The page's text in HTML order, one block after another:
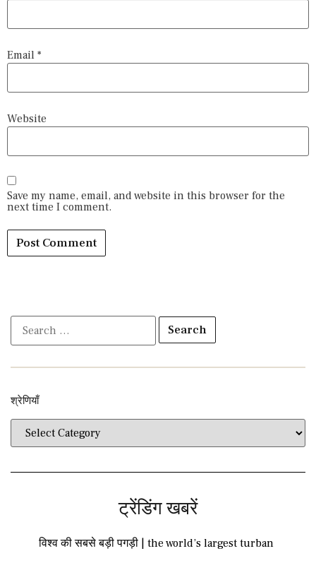
Email *
Website
Save my name, email, and website in this browser for the
next time I comment.
श्रेणियाँ​​
ट्रेंडिंग खबरें
विश्व की सबसे बड़ी पगड़ी | the world’s largest turban